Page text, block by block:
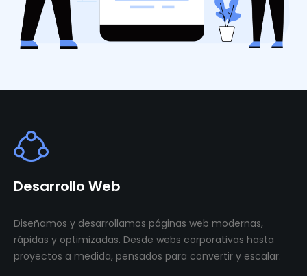
Desarrollo Web
Diseñamos y desarrollamos páginas web modernas,
rápidas y optimizadas. Desde webs corporativas hasta
proyectos a medida, pensados para convertir y escalar.